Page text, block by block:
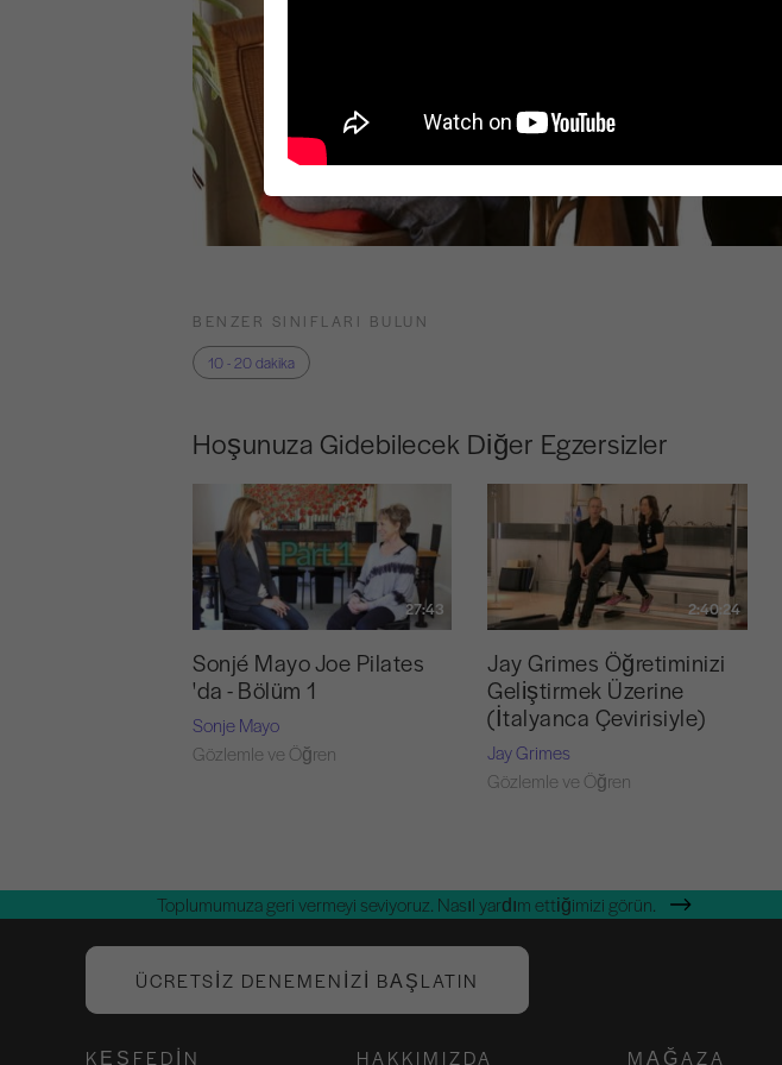
BENZER SINIFLARI BULUN
10 - 20 dakika
Hoşunuza Gidebilecek Diğer Egzersizler
27:43
Sonjé Mayo Joe Pilates
'da - Bölüm 1
Sonje Mayo
Gözlemle ve Öğren
2:40:24
Jay Grimes Öğretiminizi
Geliştirmek Üzerine
(İtalyanca Çevirisiyle)
Jay Grimes
Gözlemle ve Öğren
Toplumumuza geri vermeyi seviyoruz. Nasıl yardım ettiğimizi görün.
ÜCRETSIZ DENEMENIZI BAŞLATIN
KEŞFEDIN HAKKIMIZDA MAĞAZA